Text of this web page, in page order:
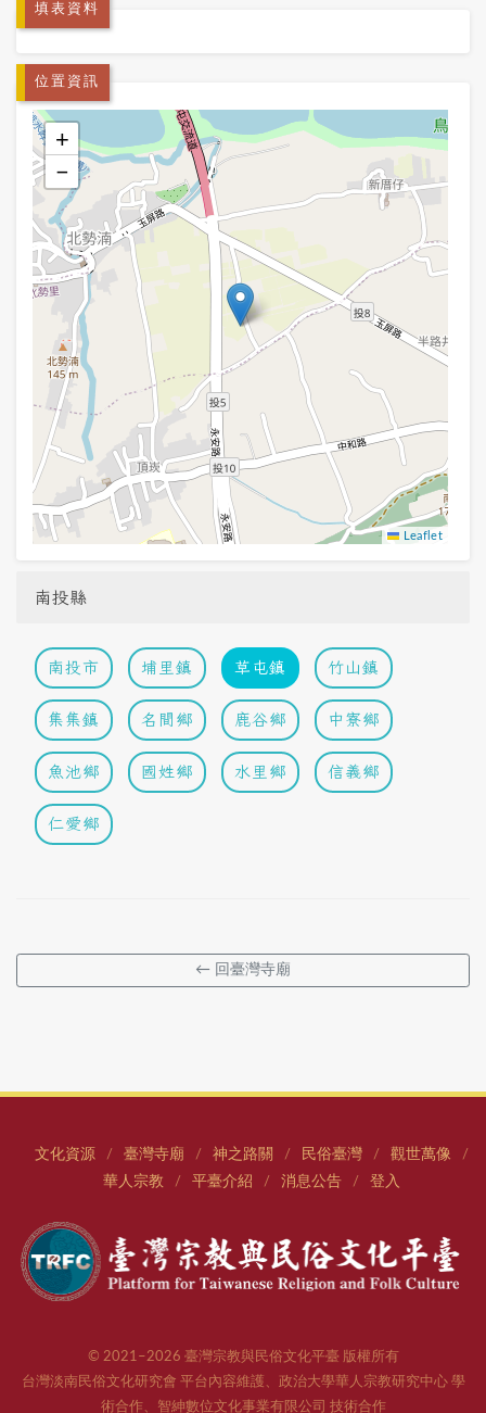
填表資料
位置資訊
+
−
Leaflet
南投縣
南投市 埔里鎮 草屯鎮 竹山鎮
集集鎮 名間鄉 鹿谷鄉 中寮鄉
魚池鄉 國姓鄉 水里鄉 信義鄉
仁愛鄉
← 回臺灣寺廟
文化資源 / 臺灣寺廟 / 神之路關 / 民俗臺灣 / 觀世萬像 /
華人宗教 / 平臺介紹 / 消息公告 / 登入
© 2021–2026 臺灣宗教與民俗文化平臺 版權所有
台灣淡南民俗文化研究會 平台內容維護、政治大學華人宗教研究中心 學
術合作、智紳數位文化事業有限公司 技術合作